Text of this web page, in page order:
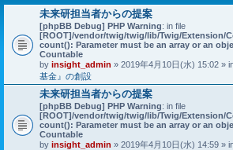
未来研担当者からの提案
[phpBB Debug] PHP Warning: in file
[ROOT]/vendor/twig/twig/lib/Twig/Extension/
count(): Parameter must be an array or an
Countable
by insight_admin » 2019年4月10日(水) 15:02 »
基金』の創設
未来研担当者からの提案
[phpBB Debug] PHP Warning: in file
[ROOT]/vendor/twig/twig/lib/Twig/Extension/
count(): Parameter must be an array or an
Countable
by insight_admin » 2019年4月10日(水) 14:59 »